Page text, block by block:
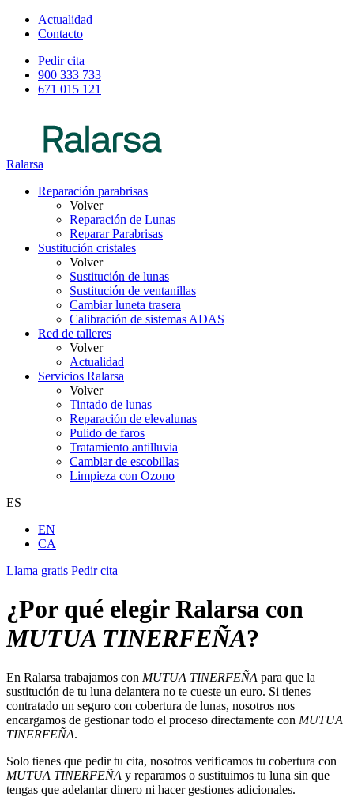
Actualidad
Contacto
Pedir cita
900 333 733
671 015 121
Ralarsa
Reparación parabrisas
Volver
Reparación de Lunas
Reparar Parabrisas
Sustitución cristales
Volver
Sustitución de lunas
Sustitución de ventanillas
Cambiar luneta trasera
Calibración de sistemas ADAS
Red de talleres
Volver
Actualidad
Servicios Ralarsa
Volver
Tintado de lunas
Reparación de elevalunas
Pulido de faros
Tratamiento antilluvia
Cambiar de escobillas
Limpieza con Ozono
ES
EN
CA
Llama gratis Pedir cita
¿Por qué elegir Ralarsa con
MUTUA TINERFEÑA?
En Ralarsa trabajamos con MUTUA TINERFEÑA para que la
sustitución de tu luna delantera no te cueste un euro. Si tienes
contratado un seguro con cobertura de lunas, nosotros nos
encargamos de gestionar todo el proceso directamente con MUTUA
TINERFEÑA.
Solo tienes que pedir tu cita, nosotros verificamos tu cobertura con
MUTUA TINERFEÑA y reparamos o sustituimos tu luna sin que
tengas que adelantar dinero ni hacer gestiones adicionales.